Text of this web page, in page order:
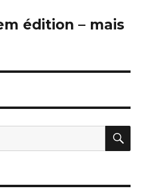
édition – mais